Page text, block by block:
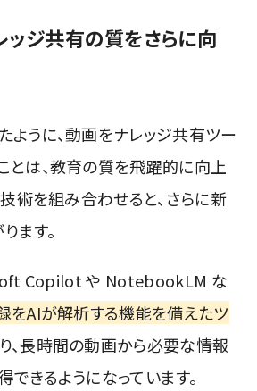
ジ共有の質をさらに向
ように、動画をナレッジ共有ツー
とは、教育の質を飛躍的に向上
技術を組み合わせると、さらに新
ます。
Copilot や NotebookLM な
をAIが解析する機能を備えたツ
、長時間の動画から必要な情報
きるようになっています。